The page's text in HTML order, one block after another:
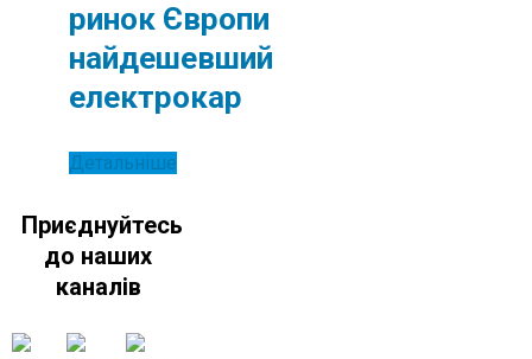
ринок Європи
найдешевший
електрокар
Детальніше
Приєднуйтесь
до наших
каналів